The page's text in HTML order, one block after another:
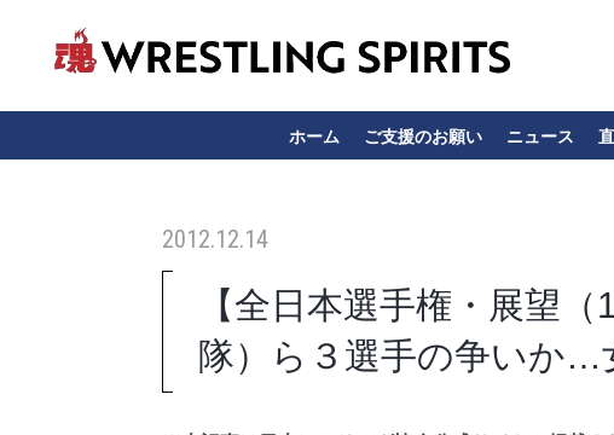
ホーム ご支援のお願い ニュース
2012.12.14
【全日本選手権・展望
隊）ら３選手の争いか…